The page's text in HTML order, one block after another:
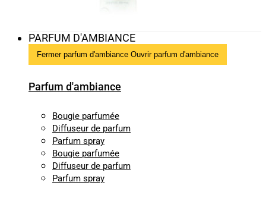
PARFUM D'AMBIANCE
Fermer parfum d'ambiance Ouvrir parfum d'ambiance
Parfum d'ambiance
Bougie parfumée
Diffuseur de parfum
Parfum spray
Bougie parfumée
Diffuseur de parfum
Parfum spray